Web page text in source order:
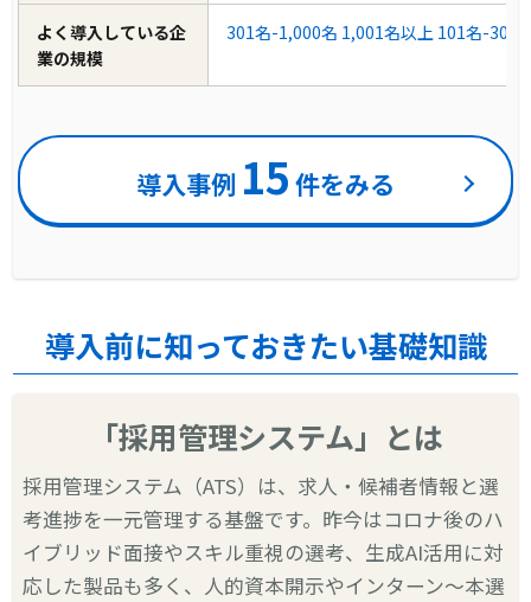
よく導入している企
業の規模
301名-1,000名 1,001名以上 101名-300
導入事例 15 件をみる
導入前に知っておきたい基礎知識
「採用管理システム」とは
採用管理システム（ATS）は、求人・候補者情報と選
考進捗を一元管理する基盤です。昨今はコロナ後のハ
イブリッド面接やスキル重視の選考、生成AI活用に対
応した製品も多く、人的資本開示やインターン〜本選